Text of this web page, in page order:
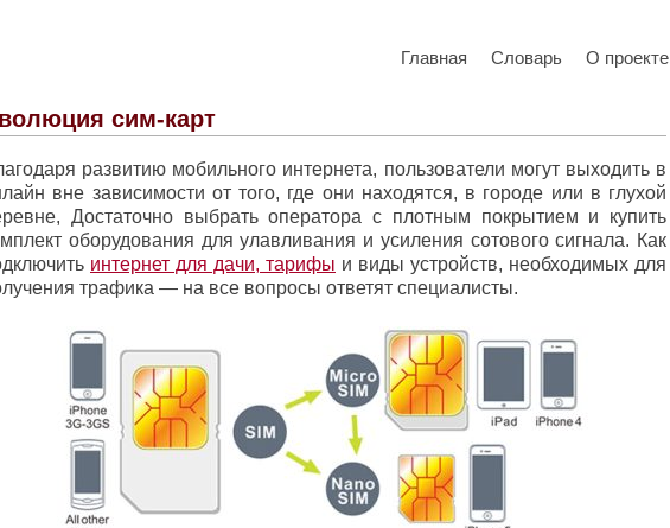
Главная Словарь О проекте
сим-карт
развитию мобильного интернета, пользователи могут выходить в
вне зависимости от того, где они находятся, в городе или в глухой
Достаточно выбрать оператора с плотным покрытием и купить
оборудования для улавливания и усиления сотового сигнала. Как
интернет для дачи, тарифы и виды устройств, необходимых для
трафика — на все вопросы ответят специалисты.